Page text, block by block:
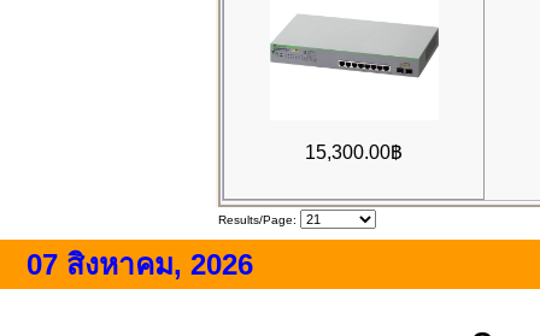
15,300.00฿
Results/Page:
07 สิงหาคม, 2026